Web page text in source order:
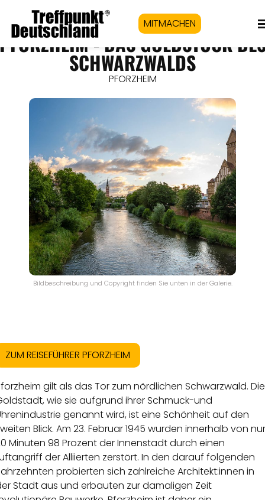
MITMACHEN
- DAS GOLDSTÜCK
SCHWARZWALDS
PFORZHEIM
Bildbeschreibung und Copyright finden Sie unten in der Galerie.
ZUM REISEFÜHRER PFORZHEIM
gilt als das Tor zum nördlichen Schwarzwald. Die
wie sie aufgrund ihrer Schmuck-und
genannt wird, ist eine Schönheit auf den
Blick. Am 23. Februar 1945 wurden innerhalb von nur
Minuten 98 Prozent der Innenstadt durch einen
der Alliierten zerstört. In den darauf folgenden
probierten sich zahlreiche Architekt:innen in
Stadt aus und erbauten zur damaligen Zeit